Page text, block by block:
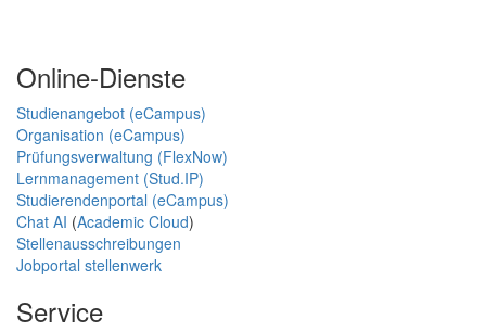
Online-Dienste
Studienangebot (eCampus)
Organisation (eCampus)
Prüfungsverwaltung (FlexNow)
Lernmanagement (Stud.IP)
Studierendenportal (eCampus)
Chat AI (Academic Cloud)
Stellenausschreibungen
Jobportal stellenwerk
Service